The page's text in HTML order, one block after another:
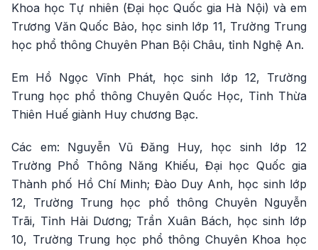
Khoa học Tự nhiên (Đại học Quốc gia Hà Nội) và em
Trương Văn Quốc Bảo, học sinh lớp 11, Trường Trung
học phổ thông Chuyên Phan Bội Châu, tỉnh Nghệ An.
Em Hồ Ngọc Vĩnh Phát, học sinh lớp 12, Trường
Trung học phổ thông Chuyên Quốc Học, Tỉnh Thừa
Thiên Huế giành Huy chương Bạc.
Các em: Nguyễn Vũ Đăng Huy, học sinh lớp 12
Trường Phổ Thông Năng Khiếu, Đại học Quốc gia
Thành phố Hồ Chí Minh; Đào Duy Anh, học sinh lớp
12, Trường Trung học phổ thông Chuyên Nguyễn
Trãi, Tỉnh Hải Dương; Trần Xuân Bách, học sinh lớp
10, Trường Trung học phổ thông Chuyên Khoa học